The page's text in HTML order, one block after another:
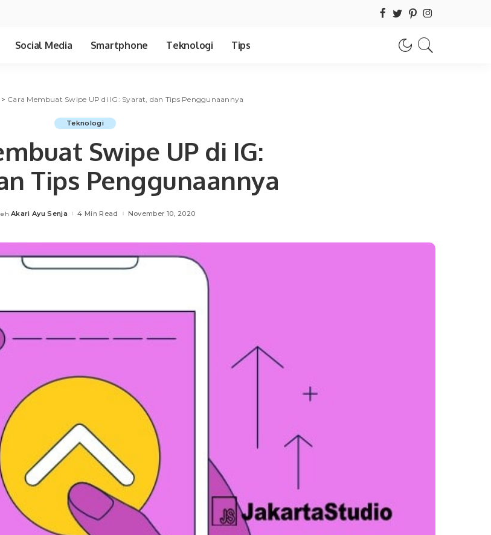
Social Media Smartphone Teknologi Tips
> Cara Membuat Swipe UP di IG: Syarat, dan Tips Penggunaannya
Teknologi
Swipe UP di IG:
Tips Penggunaannya
Akari Ayu Senja 4 Min Read November 10, 2020